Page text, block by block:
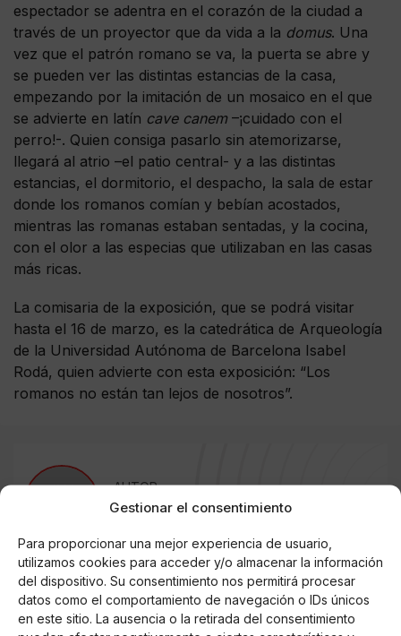
Gestionar el consentimiento
Para proporcionar una mejor experiencia de usuario,
utilizamos cookies para acceder y/o almacenar la información
del dispositivo. Su consentimiento nos permitirá procesar
datos como el comportamiento de navegación o IDs únicos
en este sitio. La ausencia o la retirada del consentimiento
espectador se adentra en el corazón de la ciudad a
través de un proyector que da vida a la domus. Una
vez que el patrón romano se va, la puerta se abre y
se pueden ver las distintas estancias de la casa,
empezando por la imitación de un mosaico en el que
se advierte en latín cave canem –¡cuidado con el
perro!-. Quien consiga pasarlo sin atemorizarse,
llegará al atrio –el patio central- y a las distintas
estancias, el dormitorio, el despacho, la sala de estar
donde los romanos comían y bebían acostados,
mientras las romanas estaban sentadas, y la cocina,
con el olor a las especias que utilizaban en las casas
más ricas.
La comisaria de la exposición, que se podrá visitar
hasta el 16 de marzo, es la catedrática de Arqueología
de la Universidad Autónoma de Barcelona Isabel
Rodá, quien advierte con esta exposición: “Los
romanos no están tan lejos de nosotros”.
AUTOR
ICNC
Noticias relacionadas
Online Casino